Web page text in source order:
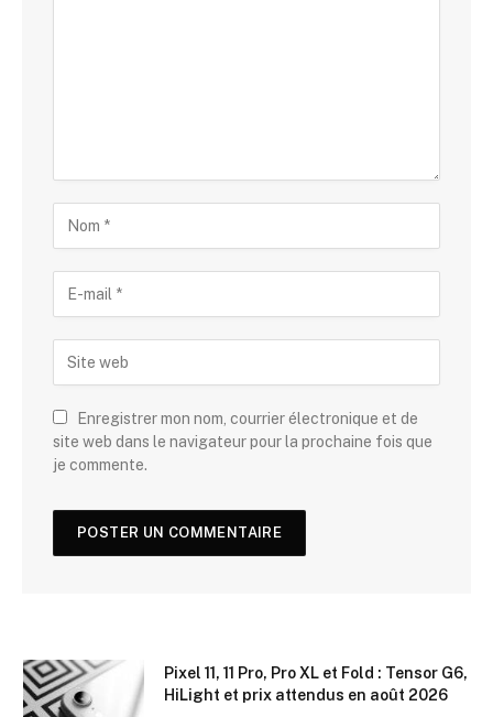
Enregistrer mon nom, courrier électronique et de
site web dans le navigateur pour la prochaine fois que
je commente.
Pixel 11, 11 Pro, Pro XL et Fold : Tensor G6,
HiLight et prix attendus en août 2026